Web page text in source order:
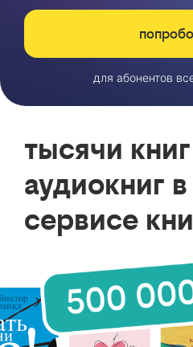
для абонентов
тысячи
аудиокниг в
сервисе